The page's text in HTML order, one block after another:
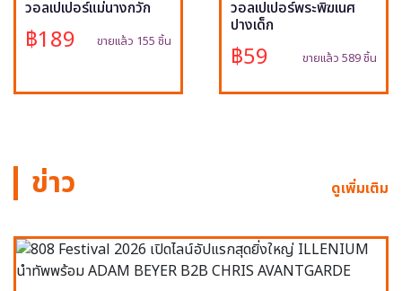
วอลเปเปอร์แม่นางกวัก
฿189 ขายแล้ว 155 ชิ้น
วอลเปเปอร์พระพิฆเนศ
ปางเด็ก
฿59 ขายแล้ว 589 ชิ้น
ข่าว ดูเพิ่มเติม